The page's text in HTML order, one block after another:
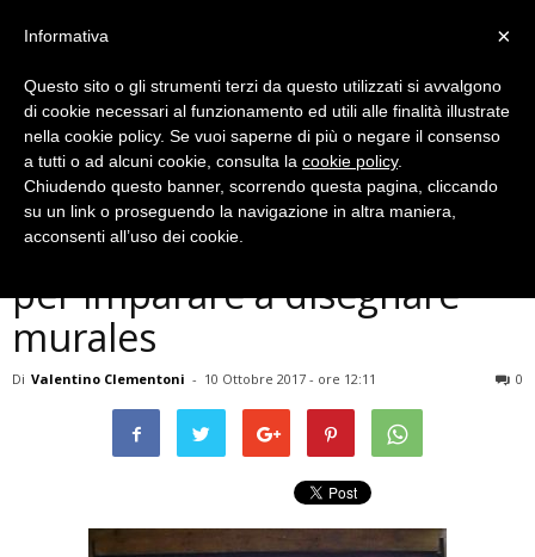
Cronaca
Terni, un workshop gratuito
per imparare a disegnare
murales
Di Valentino Clementoni - 10 Ottobre 2017 - ore 12:11 0
×
Informativa
Questo sito o gli strumenti terzi da questo utilizzati si avvalgono
di cookie necessari al funzionamento ed utili alle finalità illustrate
nella cookie policy. Se vuoi saperne di più o negare il consenso
a tutti o ad alcuni cookie, consulta la cookie policy.
Chiudendo questo banner, scorrendo questa pagina, cliccando
su un link o proseguendo la navigazione in altra maniera,
acconsenti all’uso dei cookie.